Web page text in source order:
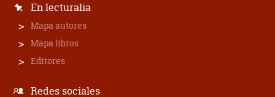
En lecturalia
Mapa autores
Mapa libros
Editores
Redes sociales